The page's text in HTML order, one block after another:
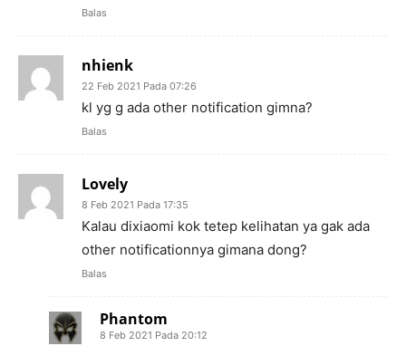
Balas
nhienk
22 Feb 2021 Pada 07:26
kl yg g ada other notification gimna?
Balas
Lovely
8 Feb 2021 Pada 17:35
Kalau dixiaomi kok tetep kelihatan ya gak ada
other notificationnya gimana dong?
Balas
Phantom
8 Feb 2021 Pada 20:12